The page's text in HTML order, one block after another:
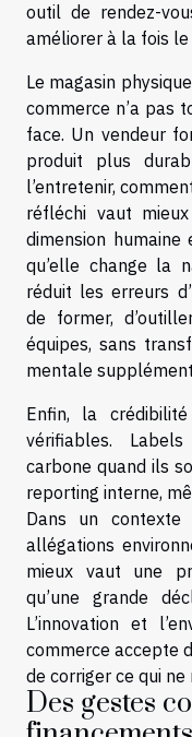
outil de rendez-
améliorer à la fois le
Le magasin
commerce n’a pas
face. Un vendeur
produit plus
l’entretenir,
réfléchi vaut
dimension
qu’elle change la
réduit les erreurs
de former,
équipes, sans
mentale
Enfin, la
vérifiables.
carbone quand ils
reporting interne,
Dans un
allégations
mieux vaut une
qu’une grande
L’innovation et
commerce accepte
de corriger ce qui ne
Des gestes